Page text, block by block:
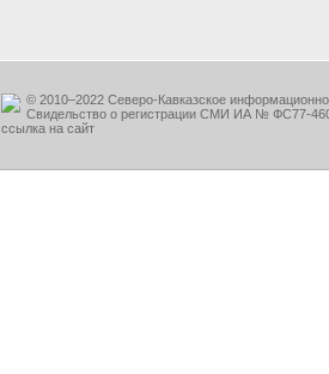
© 2010–2022 Северо-Кавказское
Свидельство о регистрации СМИ ИА № ФС77-
ссылка на сайт